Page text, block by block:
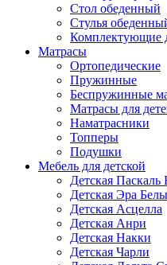
Стол обеденный
Стулья
Комплектующие
Матраcы
Ортопедические
Пружинные
Беспружинные
Матрасы для
Наматрасники
Топперы
Подушки
Мебель для детской
Детская
Детская Эра
Детская Асцелла
Детская Анри
Детская Накки
Детская Чарли